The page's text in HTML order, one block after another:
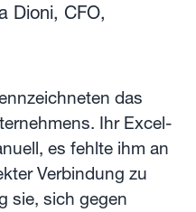
Dioni, CFO,
das
Ihr Excel-
es fehlte ihm an
Verbindung zu
sie, sich gegen